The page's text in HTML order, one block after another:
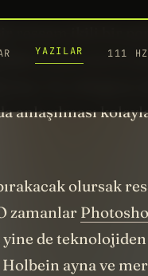
birisi
Ne olduğunu
anlaşılması
olursak
zamanlar
yine de teknolojiden
ayna ve